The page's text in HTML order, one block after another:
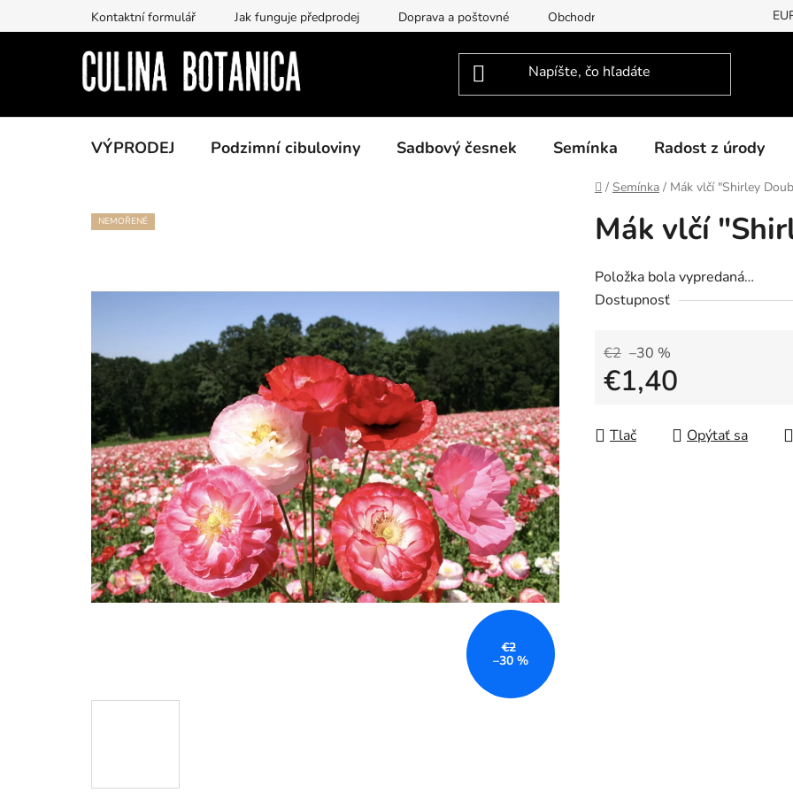
na
Kontaktní formulář Jak funguje předprodej Doprava a poštovné Obchodní podmínky Podmínky
VÝPRODEJ Podzimní cibuloviny Sadbový česnek Semínka Radost z úrody
Domov
/ Semínka / Mák vlčí "Shirley
Mák vlčí
Položka bola vypredaná…
Dostupnosť
€2 –30 %
€1,40
Tlač
Opýtať sa
NEMOŘENÉ
€2
–30 %